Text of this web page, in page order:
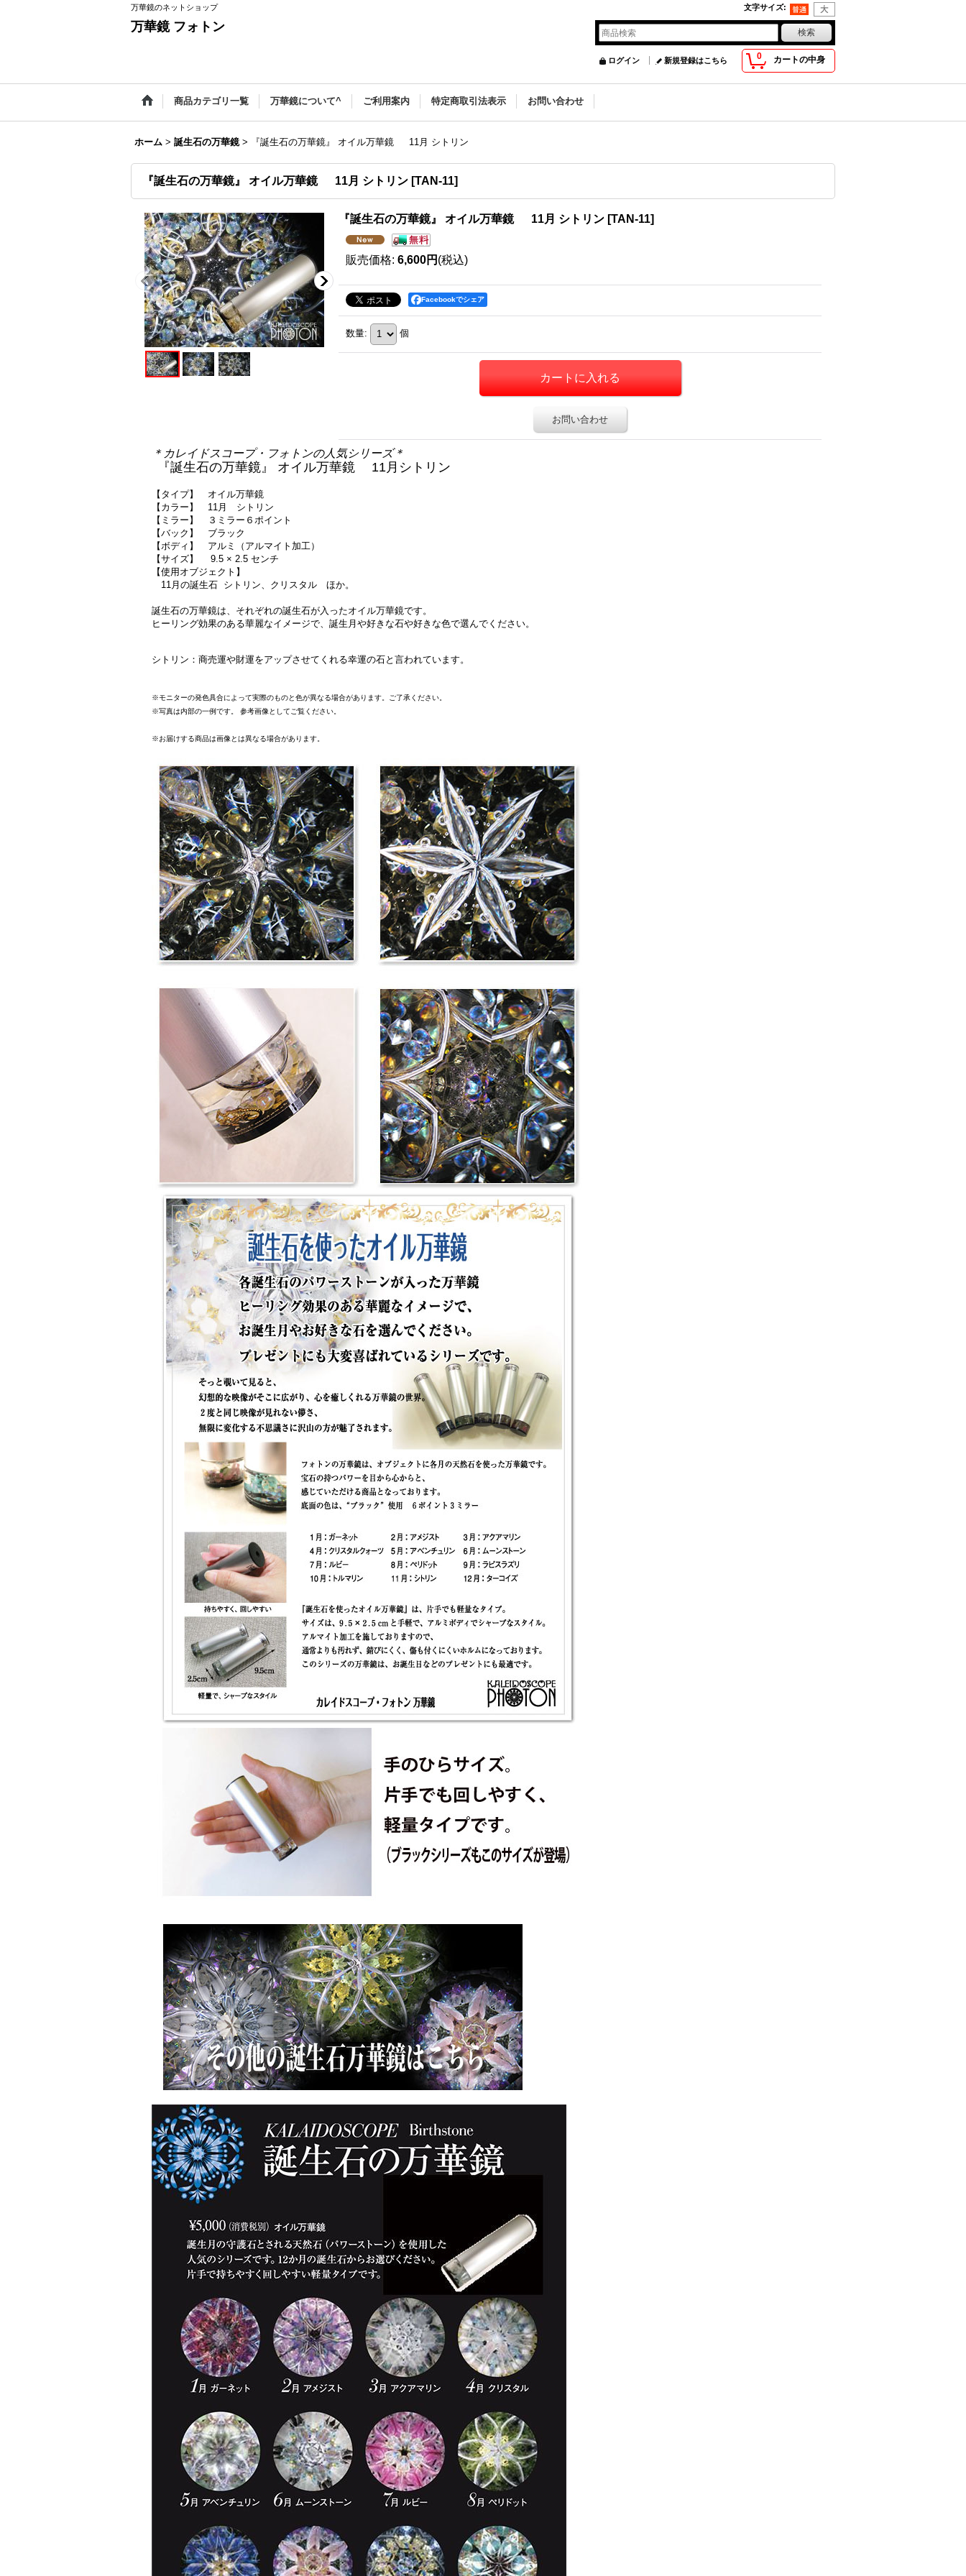
万華鏡のネットショップ 文字サイズ:
万華鏡 フォトン
0 カートの中身
ログイン 新規登録はこちら
商品カテゴリ一覧 万華鏡について^ ご利用案内 特定商取引法表示 お問い合わせ
ホーム > 誕生石の万華鏡 > 『誕生石の万華鏡』 オイル万華鏡 11月 シトリン
『誕生石の万華鏡』 オイル万華鏡 11月 シトリン [TAN-11]
『誕生石の万華鏡』 オイル万華鏡 11月 シトリン [TAN-11]
販売価格: 6,600円 (税込)
Facebookでシェア
数量: 個
お問い合わせ
＊カレイドスコープ・フォトンの人気シリーズ＊
『誕生石の万華鏡』 オイル万華鏡 11月シトリン
【タイプ】 オイル万華鏡
【カラー】 11月 シトリン
【ミラー】 ３ミラー６ポイント
【バック】 ブラック
【ボディ】 アルミ（アルマイト加工）
【サイズ】 9.5 × 2.5 センチ
【使用オブジェクト】
11月の誕生石 シトリン、クリスタル ほか。
誕生石の万華鏡は、それぞれの誕生石が入ったオイル万華鏡です。
ヒーリング効果のある華麗なイメージで、誕生月や好きな石や好きな色で選んでください。
シトリン：商売運や財運をアップさせてくれる幸運の石と言われています。
※モニターの発色具合によって実際のものと色が異なる場合があります。ご了承ください。
※写真は内部の一例です。 参考画像としてご覧ください。
※お届けする商品は画像とは異なる場合があります。